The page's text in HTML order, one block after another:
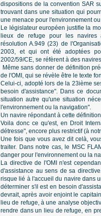
dispositions de la convention SAR
trouvant dans une situation qui
une menace pour l'environnement
Le législateur européen justifie la
lieux de refuge pour les navires
résolution A.949 (23) de
2003, et qui ont été adoptées
2002/59/CE, se réfèrent à des
Même sans donner de définition
de l'OMI, qui se révèle être le texte
Celui-ci, adopté lors de la 23ième
besoin d'assistance". Dans ce
situation autre qu'une situation
l'environnement ou la navigation".
Un navire répondant à cette
Voila donc ce qu'est, en Droit
détresse", encore plus restrictif (à
Une fois que vous avez dit celà,
traiter. Dans notre cas, le MSC
danger pour l'environnement ou la
La directive de l'OMI n'est
d'assistance au sens de sa
risque lié à l'accueil du navire dans
déterminer s'il est en besoin
devrait, après avoir enjoint le
lieu de refuge, à une analyse
rendre dans un lieu de refuge, en